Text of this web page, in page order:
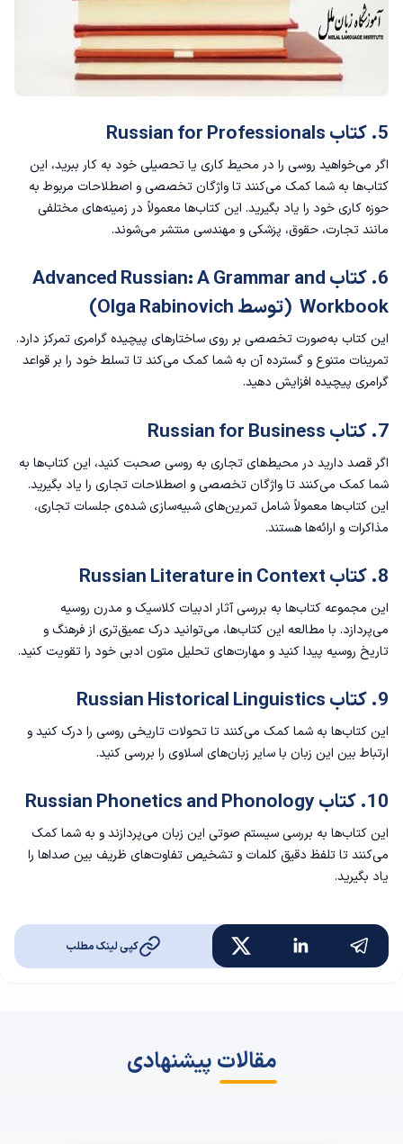
5. کتاب Russian for Professionals
اگر می‌خواهید روسی را در محیط کاری یا تحصیلی خود به کار ببرید، این
کتاب‌ها به شما کمک می‌کنند تا واژگان تخصصی و اصطلاحات مربوط به
حوزه کاری خود را یاد بگیرید. این کتاب‌ها معمولاً در زمینه‌های مختلفی
مانند تجارت، حقوق، پزشکی و مهندسی منتشر می‌شوند.
6. کتاب Advanced Russian: A Grammar and
Workbook (توسط Olga Rabinovich)
این کتاب به‌صورت تخصصی بر روی ساختارهای پیچیده گرامری تمرکز دارد.
تمرینات متنوع و گسترده آن به شما کمک می‌کند تا تسلط خود را بر قواعد
گرامری پیچیده افزایش دهید.
7. کتاب Russian for Business
اگر قصد دارید در محیط‌های تجاری به روسی صحبت کنید، این کتاب‌ها به
شما کمک می‌کنند تا واژگان تخصصی و اصطلاحات تجاری را یاد بگیرید.
این کتاب‌ها معمولاً شامل تمرین‌های شبیه‌سازی ‌شده‌ی جلسات تجاری،
مذاکرات و ارائه‌ها هستند.
8. کتاب Russian Literature in Context
این مجموعه کتاب‌ها به بررسی آثار ادبیات کلاسیک و مدرن روسیه
می‌پردازد. با مطالعه این کتاب‌ها، می‌توانید درک عمیق‌تری از فرهنگ و
تاریخ روسیه پیدا کنید و مهارت‌های تحلیل متون ادبی خود را تقویت کنید.
9. کتاب Russian Historical Linguistics
این کتاب‌ها به شما کمک می‌کنند تا تحولات تاریخی روسی را درک کنید و
ارتباط بین این زبان با سایر زبان‌های اسلاوی را بررسی کنید.
10. کتاب Russian Phonetics and Phonology
این کتاب‌ها به بررسی سیستم صوتی این زبان می‌پردازند و به شما کمک
می‌کنند تا تلفظ دقیق کلمات و تشخیص تفاوت‌های ظریف بین صداها را
یاد بگیرید.
کپی لینک مطلب
مقالات پیشنهادی